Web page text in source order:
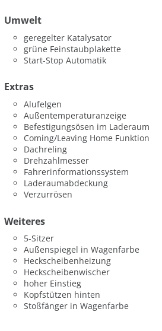
Umwelt
geregelter Katalysator
grüne Feinstaubplakette
Start-Stop Automatik
Extras
Alufelgen
Außentemperaturanzeige
Befestigungsösen im Laderaum
Coming/Leaving Home Funktion
Dachreling
Drehzahlmesser
Fahrerinformationssystem
Laderaumabdeckung
Verzurrösen
Weiteres
5-Sitzer
Außenspiegel in Wagenfarbe
Heckscheibenheizung
Heckscheibenwischer
hoher Einstieg
Kopfstützen hinten
Stoßfänger in Wagenfarbe